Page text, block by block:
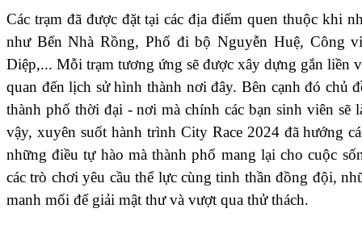
Các trạm đã được đặt tại các địa điểm quen thuộc khi
như Bến Nhà Rồng, Phố đi bộ Nguyễn Huệ, Công
Diệp,... Mỗi trạm tương ứng sẽ được xây dựng gắn liền
quan đến lịch sử hình thành nơi đây. Bên cạnh đó chủ
thành phố thời đại - nơi mà chính các bạn sinh viên
vậy, xuyên suốt hành trình City Race 2024 đã hướng
những điều tự hào mà thành phố mang lại cho cuộc
các trò chơi yêu cầu thể lực cùng tinh thần đồng đội,
manh mối để giải mật thư và vượt qua thử thách.